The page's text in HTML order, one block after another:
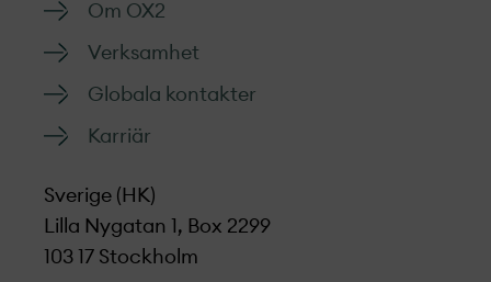
Om OX2
Verksamhet
Globala kontakter
Karriär
Sverige (HK)
Lilla Nygatan 1, Box 2299
103 17 Stockholm